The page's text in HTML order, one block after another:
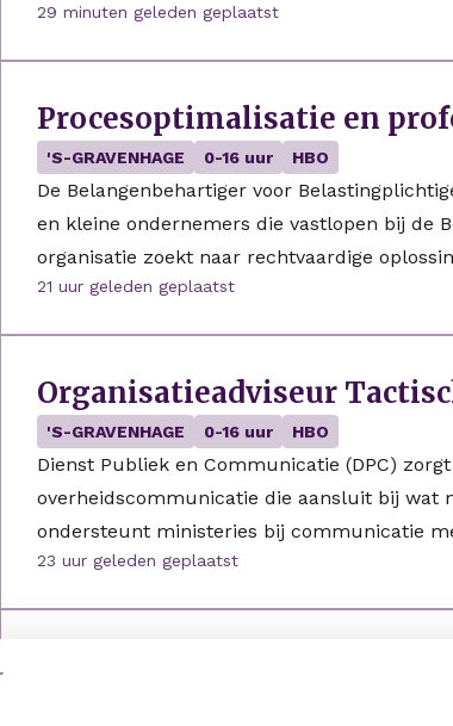
29 minuten geleden geplaatst
Procesoptimalisatie en
'S-GRAVENHAGE 0-16 uur HBO
De Belangenbehartiger voor
en kleine ondernemers die vastlopen bij de
organisatie zoekt naar rechtvaardige
21 uur geleden geplaatst
Organisatieadviseur
'S-GRAVENHAGE 0-16 uur HBO
Dienst Publiek en Communicatie (DPC)
overheidscommunicatie die aansluit bij wat
ondersteunt ministeries bij communicatie
23 uur geleden geplaatst